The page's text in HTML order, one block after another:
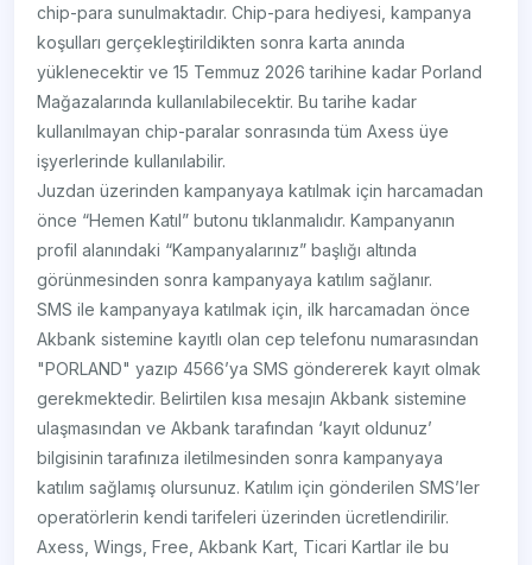
chip-para sunulmaktadır. Chip-para hediyesi, kampanya
koşulları gerçekleştirildikten sonra karta anında
yüklenecektir ve 15 Temmuz 2026 tarihine kadar Porland
Mağazalarında kullanılabilecektir. Bu tarihe kadar
kullanılmayan chip-paralar sonrasında tüm Axess üye
işyerlerinde kullanılabilir.
Juzdan üzerinden kampanyaya katılmak için harcamadan
önce “Hemen Katıl” butonu tıklanmalıdır. Kampanyanın
profil alanındaki “Kampanyalarınız” başlığı altında
görünmesinden sonra kampanyaya katılım sağlanır.
SMS ile kampanyaya katılmak için, ilk harcamadan önce
Akbank sistemine kayıtlı olan cep telefonu numarasından
"PORLAND" yazıp 4566’ya SMS göndererek kayıt olmak
gerekmektedir. Belirtilen kısa mesajın Akbank sistemine
ulaşmasından ve Akbank tarafından ‘kayıt oldunuz’
bilgisinin tarafınıza iletilmesinden sonra kampanyaya
katılım sağlamış olursunuz. Katılım için gönderilen SMS’ler
operatörlerin kendi tarifeleri üzerinden ücretlendirilir.
Axess, Wings, Free, Akbank Kart, Ticari Kartlar ile bu